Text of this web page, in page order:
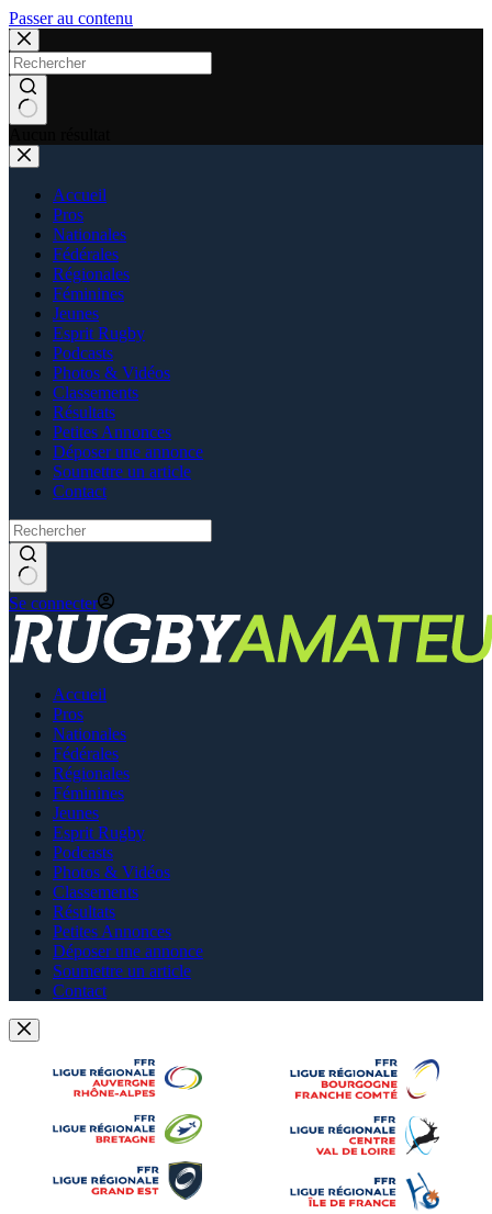
Passer au contenu
Accueil
Pros
Nationales
Fédérales
Régionales
Féminines
Jeunes
Esprit Rugby
Podcasts
Photos & Vidéos
Classements
Résultats
Petites Annonces
Déposer une annonce
Soumettre un article
Contact
Se connecter
Accueil
Pros
Nationales
Fédérales
Régionales
Féminines
Jeunes
Esprit Rugby
Podcasts
Photos & Vidéos
Classements
Résultats
Petites Annonces
Déposer une annonce
Soumettre un article
Contact